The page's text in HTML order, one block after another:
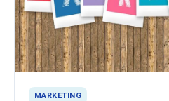
MARKETING